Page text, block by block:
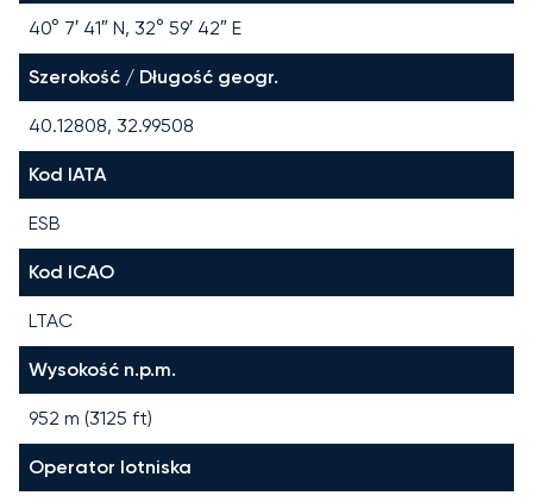
40° 7′ 41″ N, 32° 59′ 42″ E
Szerokość / Długość geogr.
40.12808, 32.99508
Kod IATA
ESB
Kod ICAO
LTAC
Wysokość n.p.m.
952 m (3125 ft)
Operator lotniska